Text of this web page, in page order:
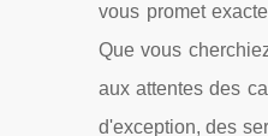
vous promet
Que vous
aux attentes des
d'exception, des